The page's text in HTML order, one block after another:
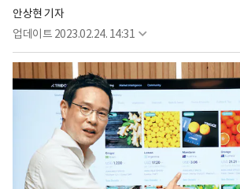
안상현 기자
업데이트 2023.02.24. 14:31